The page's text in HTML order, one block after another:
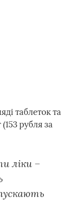
таблеток та
рубля за
ліки –